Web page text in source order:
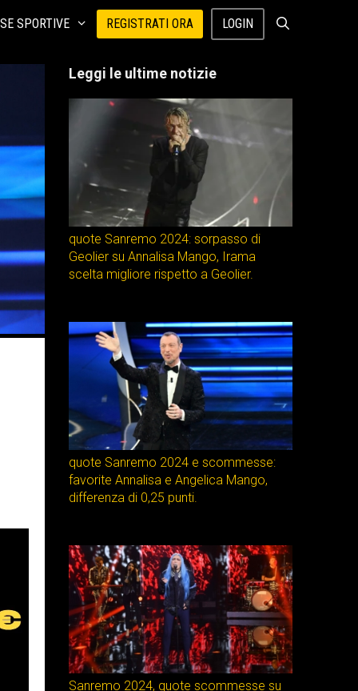
SPORTIVE REGISTRATI ORA LOGIN
Leggi le ultime notizie
quote Sanremo 2024: sorpasso di
Geolier su Annalisa Mango, Irama
scelta migliore rispetto a Geolier.
quote Sanremo 2024 e scommesse:
favorite Annalisa e Angelica Mango,
differenza di 0,25 punti.
Sanremo 2024, quote scommesse su